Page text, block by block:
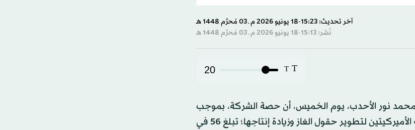
آخر تحديث: 15:23-18 يونيو 2026 م ـ 03 مُحرَّم 1448 هـ
نُشر: 15:13-18 يونيو 2026 م ـ 03 مُحرَّم 1448 هـ
T
T
20
محمد نور الأحدب، يوم الخميس، أن حصة الشركة، بموجب
العقد الذي وقّعته مع شركتيْ «كونوكو فيليبس» و«نوفاتيرا إنرجي» الأميركيتين لتطوير حقول الغاز وزيادة إنتاجها؛ تبلغ 56 في